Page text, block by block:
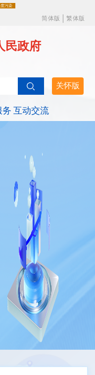
简体版
繁体版
民政府
关怀版
务 互动交流